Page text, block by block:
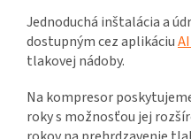
Jednoduchá inštalácia a
dostupným cez aplikáciu
tlakovej nádoby.
Na kompresor
roky s možnosťou jej